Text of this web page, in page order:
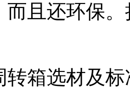
而且还环保
转箱选材及